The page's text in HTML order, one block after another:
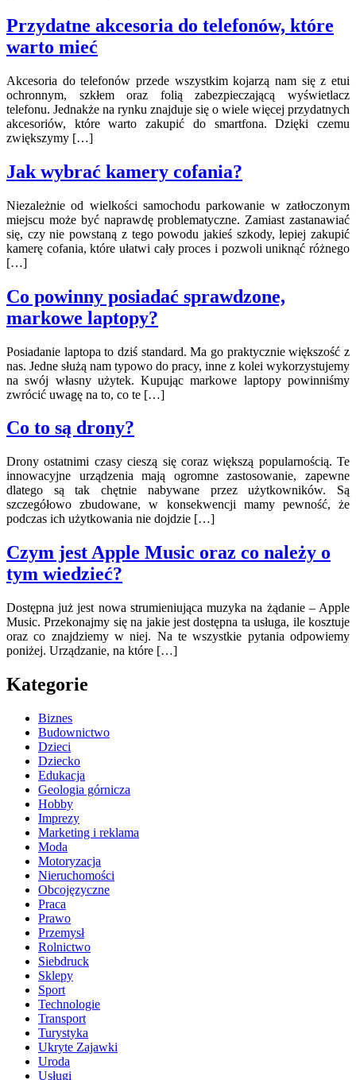
Przydatne akcesoria do telefonów, które
warto mieć
Akcesoria do telefonów przede wszystkim kojarzą nam się z etui
ochronnym, szkłem oraz folią zabezpieczającą wyświetlacz
telefonu. Jednakże na rynku znajduje się o wiele więcej przydatnych
akcesoriów, które warto zakupić do smartfona. Dzięki czemu
zwiększymy […]
Jak wybrać kamery cofania?
Niezależnie od wielkości samochodu parkowanie w zatłoczonym
miejscu może być naprawdę problematyczne. Zamiast zastanawiać
się, czy nie powstaną z tego powodu jakieś szkody, lepiej zakupić
kamerę cofania, które ułatwi cały proces i pozwoli uniknąć różnego
[…]
Co powinny posiadać sprawdzone,
markowe laptopy?
Posiadanie laptopa to dziś standard. Ma go praktycznie większość z
nas. Jedne służą nam typowo do pracy, inne z kolei wykorzystujemy
na swój własny użytek. Kupując markowe laptopy powinniśmy
zwrócić uwagę na to, co te […]
Co to są drony?
Drony ostatnimi czasy cieszą się coraz większą popularnością. Te
innowacyjne urządzenia mają ogromne zastosowanie, zapewne
dlatego są tak chętnie nabywane przez użytkowników. Są
szczegółowo zbudowane, w konsekwencji mamy pewność, że
podczas ich użytkowania nie dojdzie […]
Czym jest Apple Music oraz co należy o
tym wiedzieć?
Dostępna już jest nowa strumieniująca muzyka na żądanie – Apple
Music. Przekonajmy się na jakie jest dostępna ta usługa, ile kosztuje
oraz co znajdziemy w niej. Na te wszystkie pytania odpowiemy
poniżej. Urządzanie, na które […]
Kategorie
Biznes
Budownictwo
Dzieci
Dziecko
Edukacja
Geologia górnicza
Hobby
Imprezy
Marketing i reklama
Moda
Motoryzacja
Nieruchomości
Obcojęzyczne
Praca
Prawo
Przemysł
Rolnictwo
Siebdruck
Sklepy
Sport
Technologie
Transport
Turystyka
Ukryte Zajawki
Uroda
Usługi